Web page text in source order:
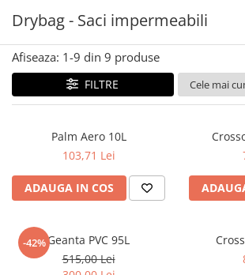
Caiace de ape repezi (whitewater)
Caiace de tură și de mare
Caiace sit on top
Caiace de competiție-club
Canoe
Bărci pentru pescuit
Bărci de rafting
Canoe
Caiace
Produse cu reducere
Drybag - Saci impermeabili
Afiseaza: 1-9 din 9 produse
FILTRE
Palm Aero 10L
103,71 Lei
ADAUGA IN COS
-42%Geanta PVC 95L
515,00 Lei